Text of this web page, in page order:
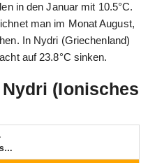
in den Januar mit 10.5°C.
man im Monat August,
In Nydri (Griechenland)
auf 23.8°C sinken.
(Ionisches
Wassertemperatur (°C)